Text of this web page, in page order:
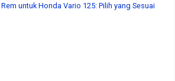
untuk Honda Vario 125: Pilih yang Sesuai